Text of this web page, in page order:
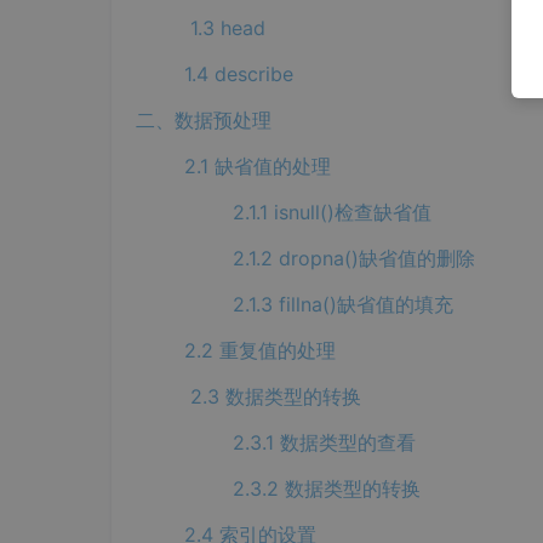
1.3 head
1.4 describe
二、数据预处理
2.1 缺省值的处理
2.1.1 isnull()检查缺省值
2.1.2 dropna()缺省值的删除
2.1.3 fillna()缺省值的填充
2.2 重复值的处理
2.3 数据类型的转换
2.3.1 数据类型的查看
2.3.2 数据类型的转换
2.4 索引的设置